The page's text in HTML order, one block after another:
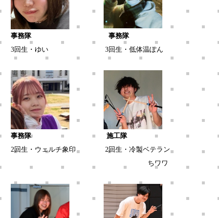
事務隊 事務隊
3回生・ゆい
3回生・低体温ぽん
事務隊 施工隊
2回生・ウェルチ象印
2回生・冷製ベテラン
ちワワ